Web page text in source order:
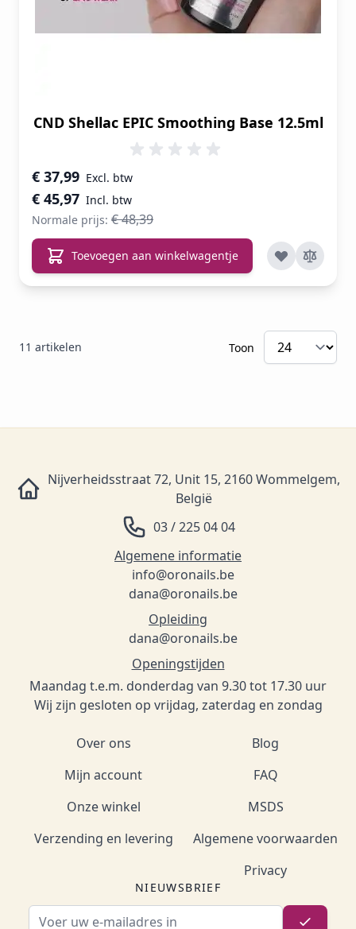
CND Shellac EPIC Smoothing Base 12.5ml
Speciale prijs
€ 45,97
€ 37,99
Normale prijs: € 48,39
Toevoegen aan winkelwagentje
11 artikelen Toon
Nijverheidsstraat 72, Unit 15, 2160 Wommelgem,
België
03 / 225 04 04
Algemene informatie
info@oronails.be
dana@oronails.be
Opleiding
dana@oronails.be
Openingstijden
Maandag t.e.m. donderdag van 9.30 tot 17.30 uur
Wij zijn gesloten op vrijdag, zaterdag en zondag
Over ons
Mijn account
Onze winkel
Verzending en levering
Blog
FAQ
MSDS
Algemene voorwaarden
Privacy
NIEUWSBRIEF